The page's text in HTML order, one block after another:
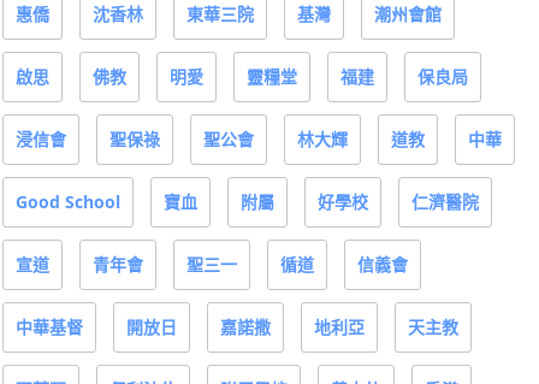
惠僑 沈香林 東華三院 基灣 潮州會館
啟思 佛教 明愛 靈糧堂 福建 保良局
浸信會 聖保祿 聖公會 林大輝 道教 中華
Good School 寶血 附屬 好學校 仁濟醫院
宣道 青年會 聖三一 循道 信義會
中華基督 開放日 嘉諾撒 地利亞 天主教